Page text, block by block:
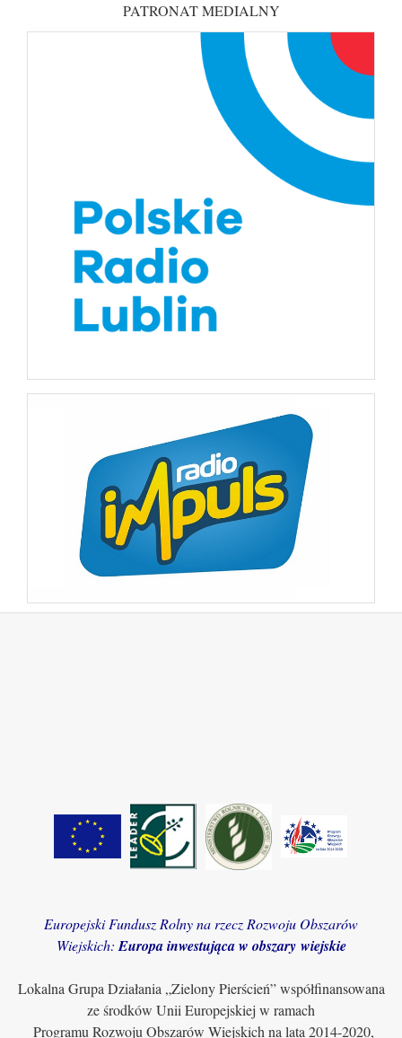
PATRONAT MEDIALNY
Europejski Fundusz Rolny na rzecz Rozwoju Obszarów
Wiejskich: Europa inwestująca w obszary wiejskie
Lokalna Grupa Działania „Zielony Pierścień” współfinansowana
ze środków Unii Europejskiej w ramach
Programu Rozwoju Obszarów Wiejskich na lata 2014-2020,